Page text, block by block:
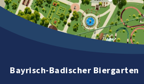
Bayrisch-Badischer Biergarten